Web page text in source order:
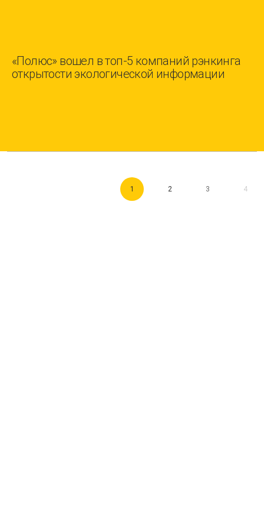
«Полюс» вошел в топ-5 компаний рэнкинга
открытости экологической информации
1 2 3 4